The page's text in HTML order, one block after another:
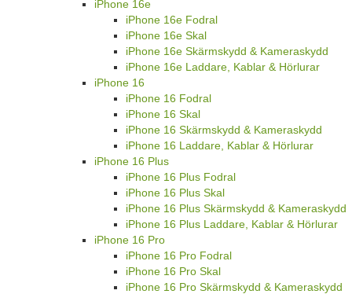
iPhone 16e
iPhone 16e Fodral
iPhone 16e Skal
iPhone 16e Skärmskydd & Kameraskydd
iPhone 16e Laddare, Kablar & Hörlurar
iPhone 16
iPhone 16 Fodral
iPhone 16 Skal
iPhone 16 Skärmskydd & Kameraskydd
iPhone 16 Laddare, Kablar & Hörlurar
iPhone 16 Plus
iPhone 16 Plus Fodral
iPhone 16 Plus Skal
iPhone 16 Plus Skärmskydd & Kameraskydd
iPhone 16 Plus Laddare, Kablar & Hörlurar
iPhone 16 Pro
iPhone 16 Pro Fodral
iPhone 16 Pro Skal
iPhone 16 Pro Skärmskydd & Kameraskydd